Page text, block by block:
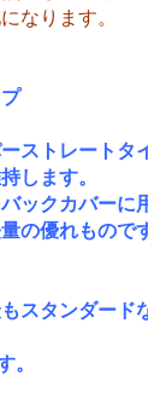
なります。
ストレートタ
します。
ックカバーに
の優れもので
スタンダード
。